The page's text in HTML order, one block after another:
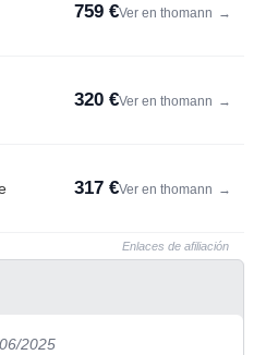
759 €Ver en thomann →
320 €Ver en thomann →
317 €Ver en thomann →
Enlaces de afiliación
2025